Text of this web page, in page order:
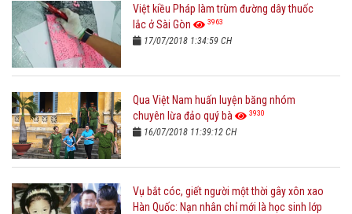
Việt kiều Pháp làm trùm đường dây thuốc
lắc ở Sài Gòn
3963
17/07/2018 1:34:59 CH
Qua Việt Nam huấn luyện băng nhóm
chuyên lừa đảo quý bà
3930
16/07/2018 11:39:12 CH
Vụ bắt cóc, giết người một thời gây xôn xao
Hàn Quốc: Nạn nhân chỉ mới là học sinh lớp